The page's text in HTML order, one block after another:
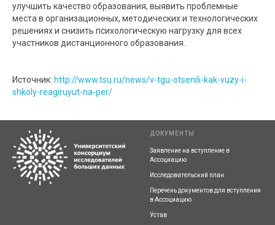
улучшить качество образования, выявить проблемные
места в организационных, методических и технологических
решениях и снизить психологическую нагрузку для всех
участников дистанционного образования.
Источник: http://www.tsu.ru/news/v-tgu-otsenili-kak-vuzy-i-
shkoly-reagiruyut-na-per/
ДОКУМЕНТЫ
Заявление на вступление в
Ассоциацию
Исследовательский план
Перечень документов для вступления
в Ассоциацию
Устав